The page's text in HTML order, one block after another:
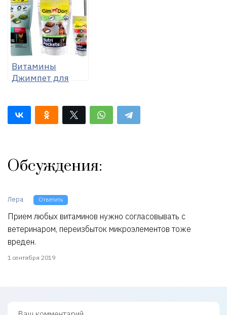
Витамины
Джимпет для
Обсуждения:
Лера Ответить
Прием любых витаминов нужно согласовывать с
ветеринаром, переизбыток микроэлементов тоже
вреден.
1 сентября 2019